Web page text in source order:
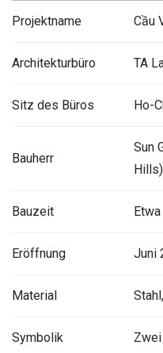
Projektname Cầu
Architekturbüro TA
Sitz des Büros Ho-
Bauherr
Sun
Hills)
Bauzeit
Eröffnung Juni
Material
Symbolik